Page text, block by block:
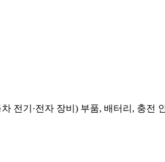
전기·전자 장비) 부품, 배터리, 충전